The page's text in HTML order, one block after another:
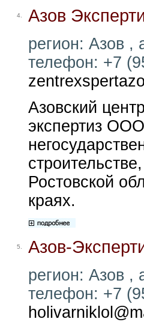
4. Азов
регион: Азов ,
телефон: +7
Азовский
экспертиз ООО
Ростовской
краях.
5. Азов-
регион: Азов ,
телефон: +7